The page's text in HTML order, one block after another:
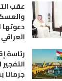
عقب
دعوتها
رئاسة
جرمانا